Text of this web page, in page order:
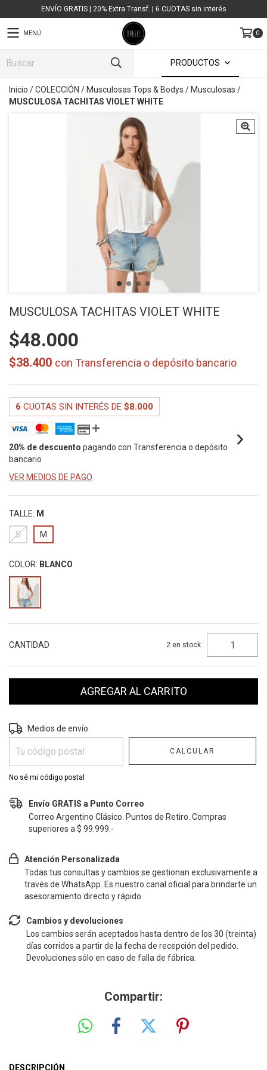
ENVÍO GRATIS | 20% Extra Transf. | 6 CUOTAS sin interés
MENÚ 0
PRODUCTOS
Inicio /COLECCIÓN / Musculosas Tops & Bodys / Musculosas /
MUSCULOSA TACHITAS VIOLET WHITE
MUSCULOSA TACHITAS VIOLET WHITE
$48.000
$38.400 con Transferencia o depósito bancario
6 CUOTAS SIN INTERÉS DE $8.000
20% de descuento pagando con Transferencia o depósito
bancario
VER MEDIOS DE PAGO
TALLE: M
S M
COLOR: BLANCO
CANTIDAD 2 en stock
Entregas para el CP:
Medios de envío
CALCULAR
No sé mi código postal
Envío GRATIS a Punto Correo
Correo Argentino Clásico. Puntos de Retiro. Compras
superiores a $ 99.999.-
Atención Personalizada
Todas tus consultas y cambios se gestionan exclusivamente a
través de WhatsApp. Es nuestro canal oficial para brindarte un
asesoramiento directo y rápido.
Cambios y devoluciones
Los cambios serán aceptados hasta dentro de los 30 (treinta)
días corridos a partir de la fecha de recepción del pedido.
Devoluciones sólo en caso de falla de fábrica.
Compartir:
DESCRIPCIÓN